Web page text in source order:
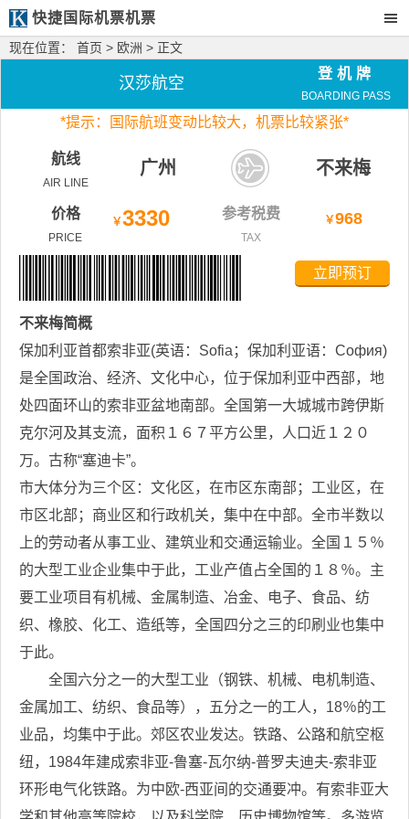
快捷国际机票机票
现在位置： 首页 > 欧洲 > 正文
汉莎航空
登机牌
BOARDING PASS
*提示：国际航班变动比较大， 机票比较紧张*
航线
AIR LINE
广州 不来梅
价格
PRICE
￥3330 参考税费
TAX
￥968
立即预订
不来梅简概
保加利亚首都索非亚(英语：Sofia；保加利亚语：София)
是全国政治、经济、文化中心，位于保加利亚中西部，地
处四面环山的索非亚盆地南部。全国第一大城城市跨伊斯
克尔河及其支流，面积１６７平方公里，人口近１２０
万。古称“塞迪卡”。
市大体分为三个区：文化区，在市区东南部；工业区，在
市区北部；商业区和行政机关，集中在中部。全市半数以
上的劳动者从事工业、建筑业和交通运输业。全国１５％
的大型工业企业集中于此，工业产值占全国的１８％。主
要工业项目有机械、金属制造、冶金、电子、食品、纺
织、橡胶、化工、造纸等，全国四分之三的印刷业也集中
于此。
全国六分之一的大型工业（钢铁、机械、电机制造、
金属加工、纺织、食品等），五分之一的工人，18％的工
业品，均集中于此。郊区农业发达。铁路、公路和航空枢
纽，1984年建成索非亚-鲁塞-瓦尔纳-普罗夫迪夫-索非亚
环形电气化铁路。为中欧-西亚间的交通要冲。有索非亚大